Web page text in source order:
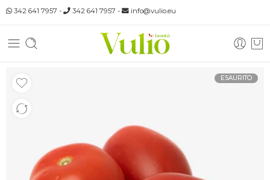
342 641 7957 - 342 641 7957 - info@vulio.eu
ESAURITO